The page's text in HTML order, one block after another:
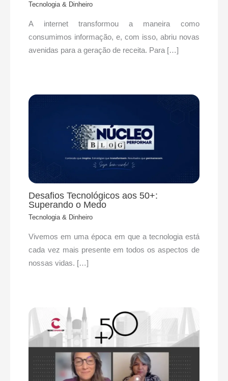
Tecnologia & Dinheiro
A internet transformou a maneira como
consumimos informação, e, com isso, abriu novas
avenidas para a geração de receita. Para […]
Desafios Tecnológicos aos 50+:
Superando o Medo
Tecnologia & Dinheiro
Vivemos em uma época em que a tecnologia está
cada vez mais presente em todos os aspectos de
nossas vidas. […]